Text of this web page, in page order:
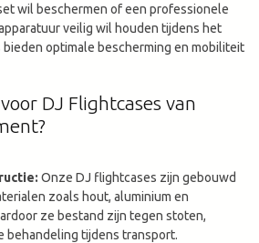
wil beschermen of een professionele
veilig wil houden tijdens het
optimale bescherming en mobiliteit
DJ Flightcases van
Onze DJ flightcases zijn gebouwd
zoals hout, aluminium en
ze bestand zijn tegen stoten,
behandeling tijdens transport.